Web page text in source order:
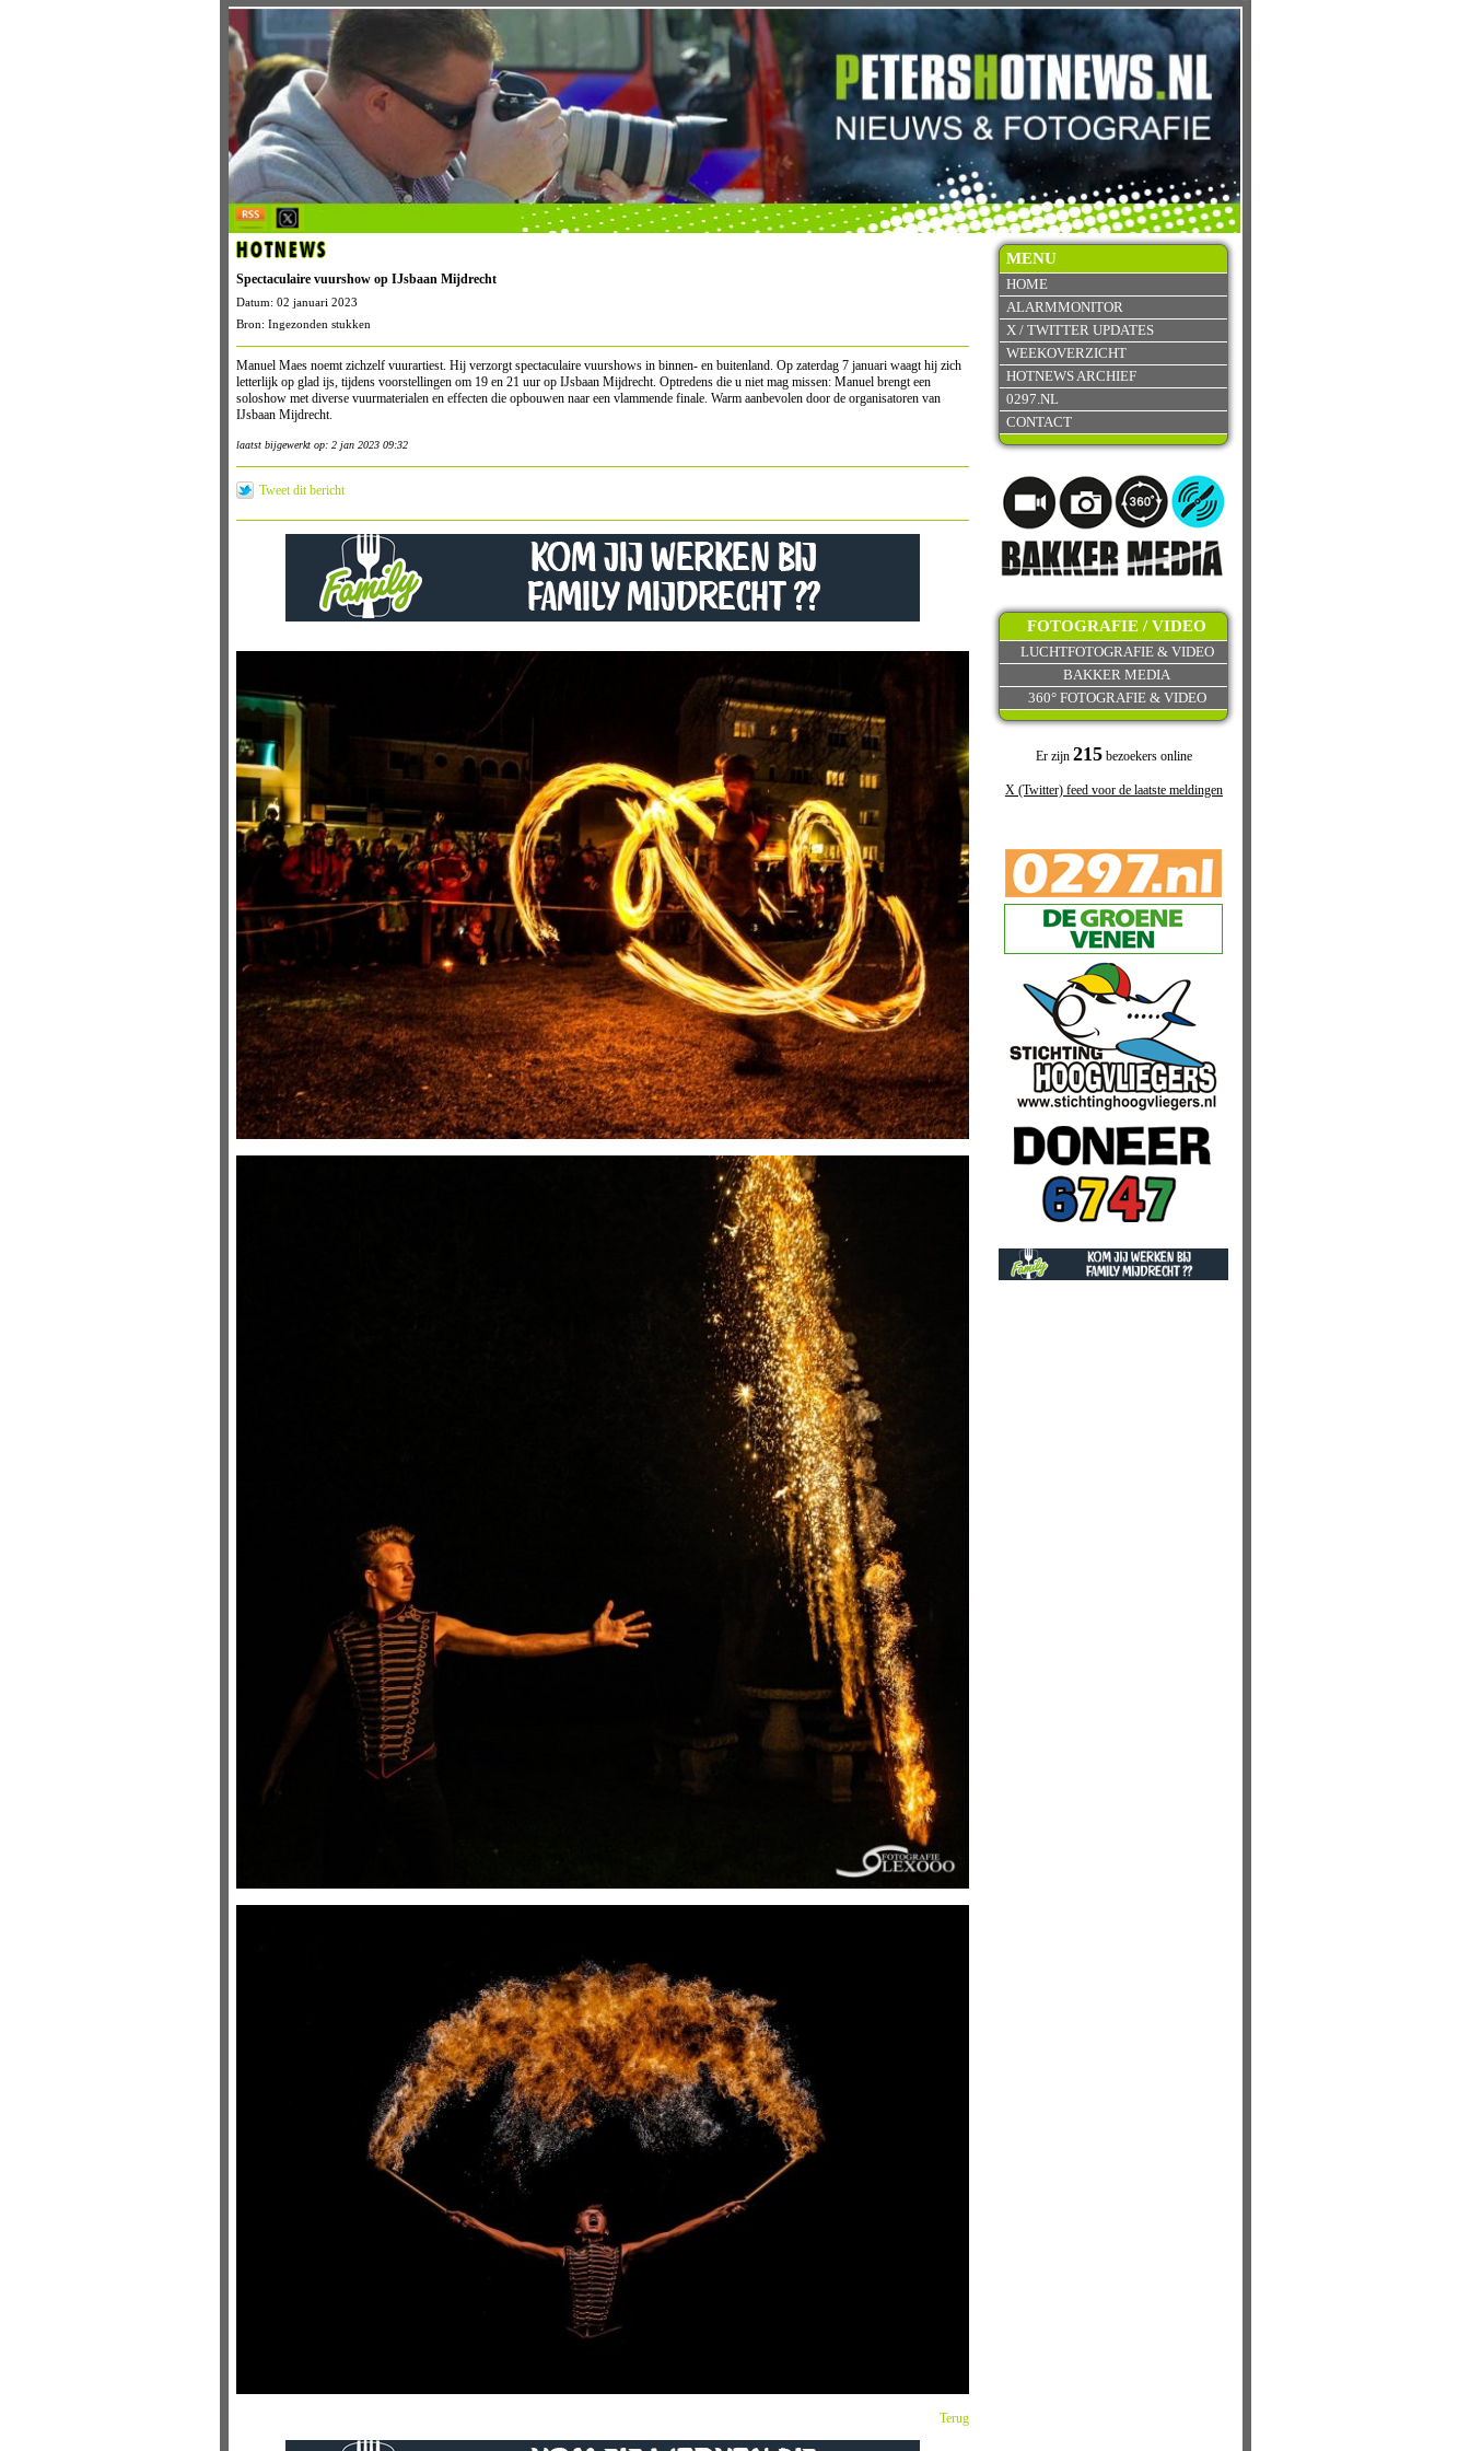
MENU
HOME
ALARMMONITOR
X / TWITTER UPDATES
WEEKOVERZICHT
HOTNEWS ARCHIEF
0297.NL
CONTACT
FOTOGRAFIE / VIDEO
LUCHTFOTOGRAFIE & VIDEO
BAKKER MEDIA
360° FOTOGRAFIE & VIDEO
Er zijn 215bezoekers online
X (Twitter) feed voor de laatste meldingen
HOTNEWS
Spectaculaire vuurshow op IJsbaan Mijdrecht
Datum: 02 januari 2023
Bron: Ingezonden stukken
Manuel Maes noemt zichzelf vuurartiest. Hij verzorgt spectaculaire vuurshows in binnen- en buitenland. Op zaterdag 7 januari waagt hij zich
letterlijk op glad ijs, tijdens voorstellingen om 19 en 21 uur op IJsbaan Mijdrecht. Optredens die u niet mag missen: Manuel brengt een
soloshow met diverse vuurmaterialen en effecten die opbouwen naar een vlammende finale. Warm aanbevolen door de organisatoren van
IJsbaan Mijdrecht.
laatst bijgewerkt op: 2 jan 2023 09:32
Tweet dit bericht
Terug